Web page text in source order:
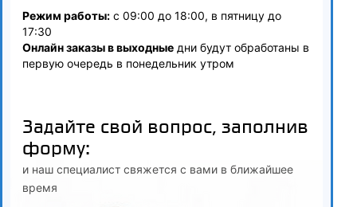
Представление сведений о доходах, расходах, об
имуществе и обязательствах имущественного характера
Понятие, признаки и правовая природа конфликта
интересов
Режим работы: с 09:00 до 18:00, в пятницу до
17:30
Онлайн заказы в выходные дни будут обработаны в
первую очередь в понедельник утром
Задайте свой вопрос, заполнив
форму:
и наш специалист свяжется с вами в ближайшее
время